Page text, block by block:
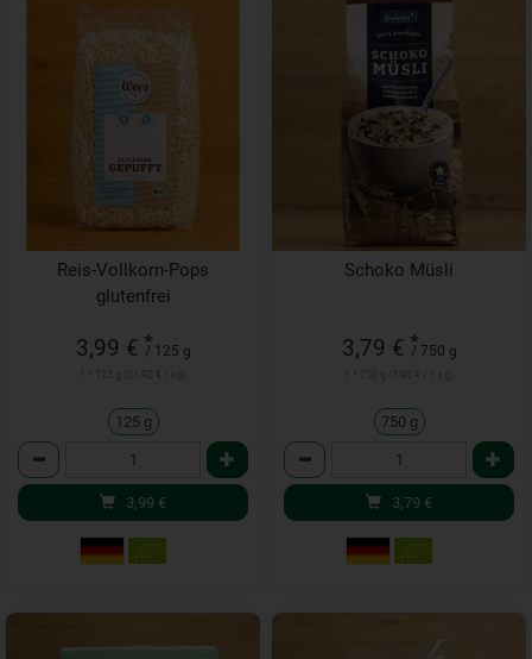
Reis-Vollkorn-Pops
glutenfrei
3,99 € *
/ 125 g
125 g
Anzahl
3,99 €
Schoko Müsli
3,79 € *
/ 750 g
750 g
Anzahl
3,79 €